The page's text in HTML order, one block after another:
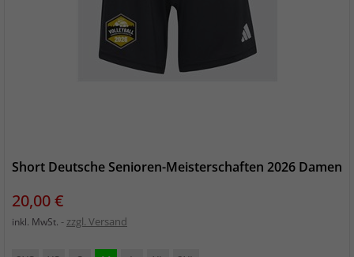
Short Deutsche Senioren-Meisterschaften 2026 Damen
Preis
20,00 €
inkl. MwSt. zzgl. Versand